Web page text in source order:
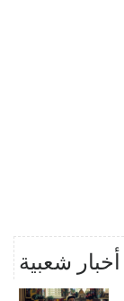
أخبار شعبية